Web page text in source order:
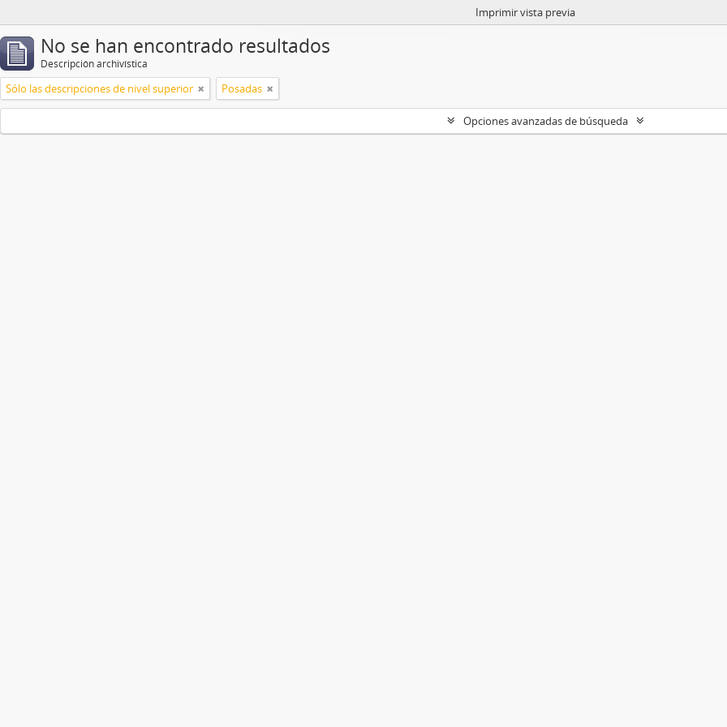
Imprimir vista previa
No se han encontrado resultados
Descripción archivística
Sólo las descripciones de nivel superior Posadas
Opciones avanzadas de búsqueda